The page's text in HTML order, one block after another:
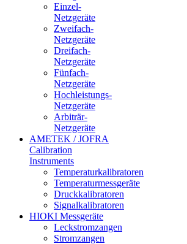
Einzel-
Netzgeräte
Zweifach-
Netzgeräte
Dreifach-
Netzgeräte
Fünfach-
Netzgeräte
Hochleistungs-
Netzgeräte
Arbiträr-
Netzgeräte
AMETEK / JOFRA
Calibration
Instruments
Temperaturkalibratoren
Temperaturmessgeräte
Druckkalibratoren
Signalkalibratoren
HIOKI Messgeräte
Leckstromzangen
Stromzangen